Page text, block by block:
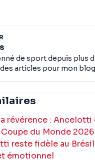
de sport depuis plus
articles pour mon blog
révérence :
du Monde 2026
reste fidèle au
émotionnel